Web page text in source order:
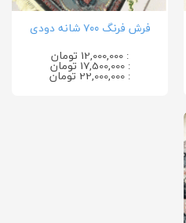
فرش فرنگ ۷۰۰ شانه دودی
: 12,000,000 تومان
: 17,500,000 تومان
: 22,000,000 تومان